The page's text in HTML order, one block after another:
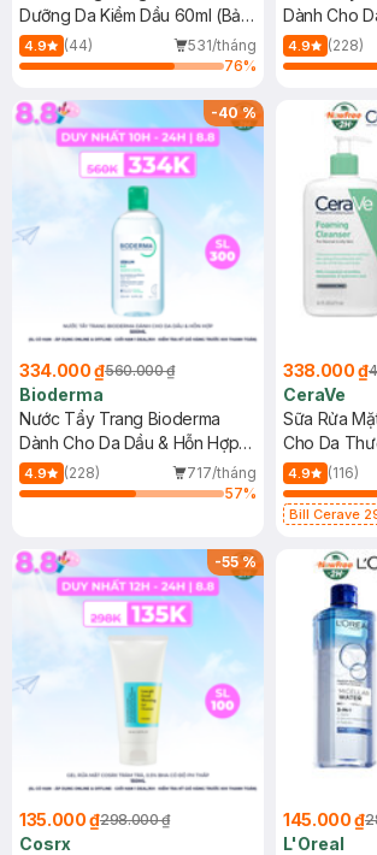
Dưỡng Da Kiềm Dầu 60ml (Bản
Mới)
4.9 (44)
531/tháng
76%
Dành Cho
4.9 (228)
-40%
334.000 ₫560.000 ₫
Bioderma
Nước Tẩy Trang Bioderma
Dành Cho Da Dầu & Hỗn Hợp
500ml
4.9 (228)
717/tháng
57%
338.000 ₫
CeraVe
Sữa Rửa
Cho Da
473ml
4.9 (116)
Bill Cerave
-55%
135.000 ₫298.000 ₫
Cosrx
145.000 ₫
L'Oreal